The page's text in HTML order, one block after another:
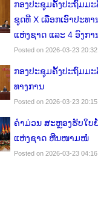
ກອງປະຊຸມຄັ້ງປະຖົມມ
ຊຸດທີ X ເລືອກເອົາປະທ
ແຫ່ງຊາດ ແລະ 4 ອົງ​ກາ
Posted on 2026-03-23
ກອງປະຊຸມຄັ້ງປະຖົມມະ
ທາງການ
Posted on 2026-03-23
ຄໍາມ່ວນ ສະຫຼອງຮັບໃບ
ແຫ່ງຊາດ ຫີນໜາມໜໍ່
Posted on 2026-03-23